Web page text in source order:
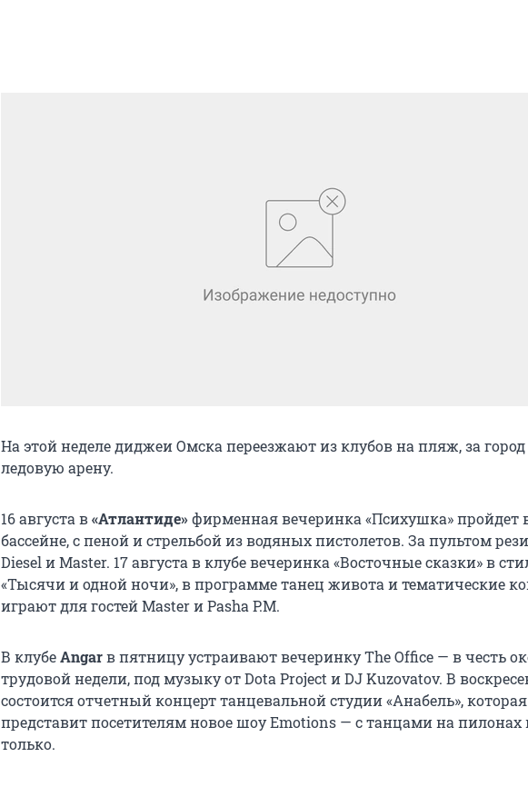
На этой неделе диджеи Омска переезжают из клубов на пляж, за
ледовую арену.
16 августа в«Атлантиде»фирменная вечеринка «Психушка» пройдет
бассейне, с пеной и стрельбой из водяных пистолетов. За пультом
Diesel и Master. 17 августа в клубе вечеринка «Восточные сказки» в
«Тысячи и одной ночи», в программе танец живота и тематические
играют для гостей Master и Pasha P.M.
В клубеAngarв пятницу устраивают вечеринку The Office — в честь
трудовой недели, под музыку от Dota Project и DJ Kuzovatov. В
состоится отчетный концерт танцевальной студии «Анабель», которая
представит посетителям новое шоу Emotions — с танцами на пилонах
только.